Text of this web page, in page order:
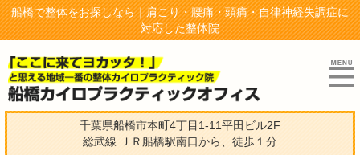
船橋で整体をお探しなら｜肩こり・腰痛・頭痛・自律神経失調症に
対応した整体院
千葉県船橋市本町4丁目1-11平田ビル2F
総武線 ＪＲ船橋駅南口から、徒歩１分